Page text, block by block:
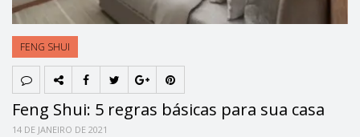
FENG SHUI
Feng Shui: 5 regras básicas para sua casa
14 DE JANEIRO DE 2021